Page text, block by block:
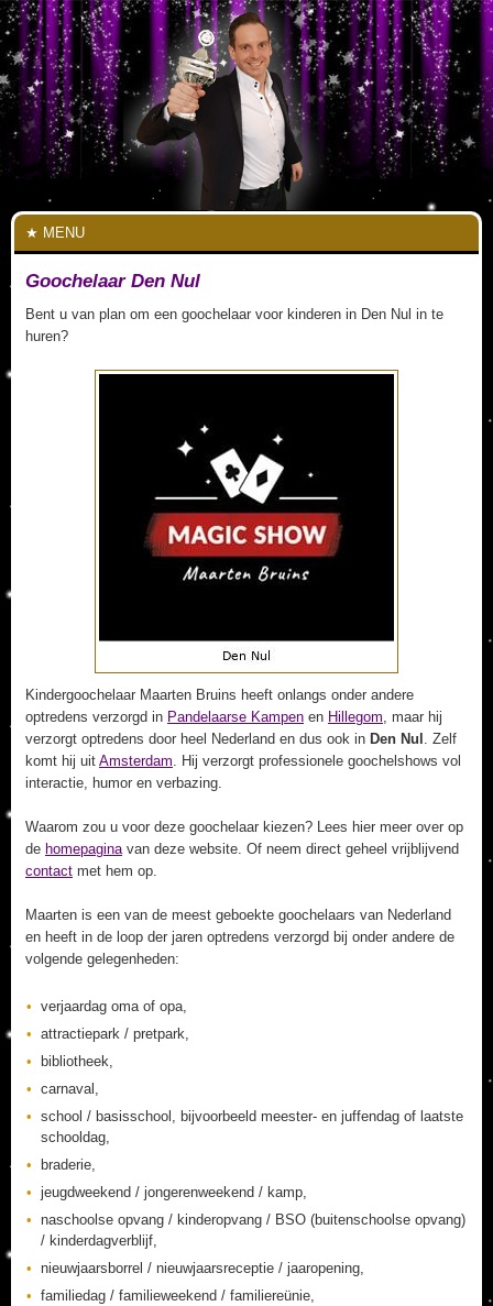
MENU
Goochelaar Den Nul
Bent u van plan om een goochelaar voor kinderen in Den Nul in te
huren?
Kindergoochelaar Maarten Bruins heeft onlangs onder andere
optredens verzorgd in Pandelaarse Kampen en Hillegom, maar hij
verzorgt optredens door heel Nederland en dus ook in Den Nul . Zelf
komt hij uit Amsterdam. Hij verzorgt professionele goochelshows vol
interactie, humor en verbazing.
Waarom zou u voor deze goochelaar kiezen? Lees hier meer over op
de homepaginavan deze website. Of neem direct geheel vrijblijvend
contact met hem op.
Maarten is een van de meest geboekte goochelaars van Nederland
en heeft in de loop der jaren optredens verzorgd bij onder andere de
volgende gelegenheden:
verjaardag oma of opa,
attractiepark / pretpark,
bibliotheek,
carnaval,
school / basisschool, bijvoorbeeld meester- en juffendag of laatste
schooldag,
braderie,
jeugdweekend / jongerenweekend / kamp,
naschoolse opvang / kinderopvang / BSO (buitenschoolse opvang)
/ kinderdagverblijf,
nieuwjaarsborrel / nieuwjaarsreceptie / jaaropening,
familiedag / familieweekend / familiereünie,